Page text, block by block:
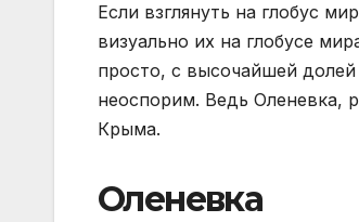
Если взглянуть на глобус
визуально их на глобусе
просто, с высочайшей
неоспорим. Ведь Оленевка,
Крыма.
Оленевка